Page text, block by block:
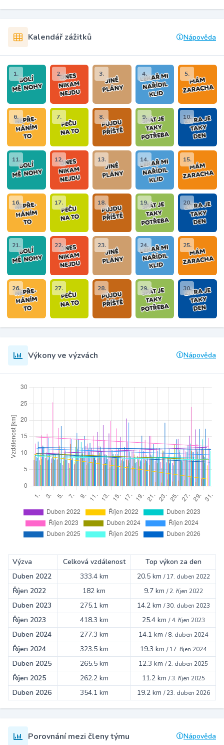
Kalendář zážitků Nápověda
1. 2. 3. 4. 5.
6. 7. 8. 9. 10.
11. 12. 13. 14. 15.
16. 17. 18. 19. 20.
21. 22. 23. 24. 25.
26. 27. 28. 29. 30.
Výkony ve výzvách Nápověda
Výzva Celková vzdálenost
Top výkon za den
Duben 2022
333.4 km 20.5 km /17. duben 2022
Říjen 2022 182 km 9.7 km /2. říjen 2022
Duben 2023 275.1 km 14.2 km /30. duben 2023
Říjen 2023 418.3 km 25.4 km /4. říjen 2023
Duben 2024 277.3 km 14.1 km /8. duben 2024
Říjen 2024 323.5 km 19.3 km /17. říjen 2024
Duben 2025 265.5 km 12.3 km /2. duben 2025
Říjen 2025 262.2 km 11.2 km /3. říjen 2025
Duben 2026 354.1 km 19.2 km /23. duben 2026
Porovnání mezi členy týmu Nápověda